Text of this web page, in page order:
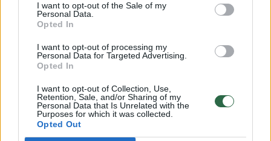
I want to opt-out of the Sale of my
Personal Data.
Opted In
I want to opt-out of processing my
Personal Data for Targeted Advertising.
Opted In
I want to opt-out of Collection, Use,
Retention, Sale, and/or Sharing of my
Personal Data that Is Unrelated with the
Purposes for which it was collected.
Opted Out
Nufilmavo, kaip patvino Vilniaus Vakarinis aplinkkelis:
vaizdas pribloškia
Žinios | Lietuvos diena
00:00:55
Avarija Vilniuje: į stotelę įsirėžęs automobilis sužalojo
dvi moteris